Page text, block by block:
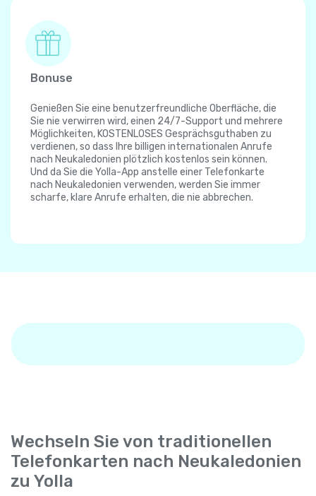
Bonuse
Genießen Sie eine benutzerfreundliche Oberfläche, die
Sie nie verwirren wird, einen 24/7-Support und mehrere
Möglichkeiten, KOSTENLOSES Gesprächsguthaben zu
verdienen, so dass Ihre billigen internationalen Anrufe
nach Neukaledonien plötzlich kostenlos sein können.
Und da Sie die Yolla-App anstelle einer Telefonkarte
nach Neukaledonien verwenden, werden Sie immer
scharfe, klare Anrufe erhalten, die nie abbrechen.
Wechseln Sie von traditionellen
Telefonkarten nach Neukaledonien
zu Yolla